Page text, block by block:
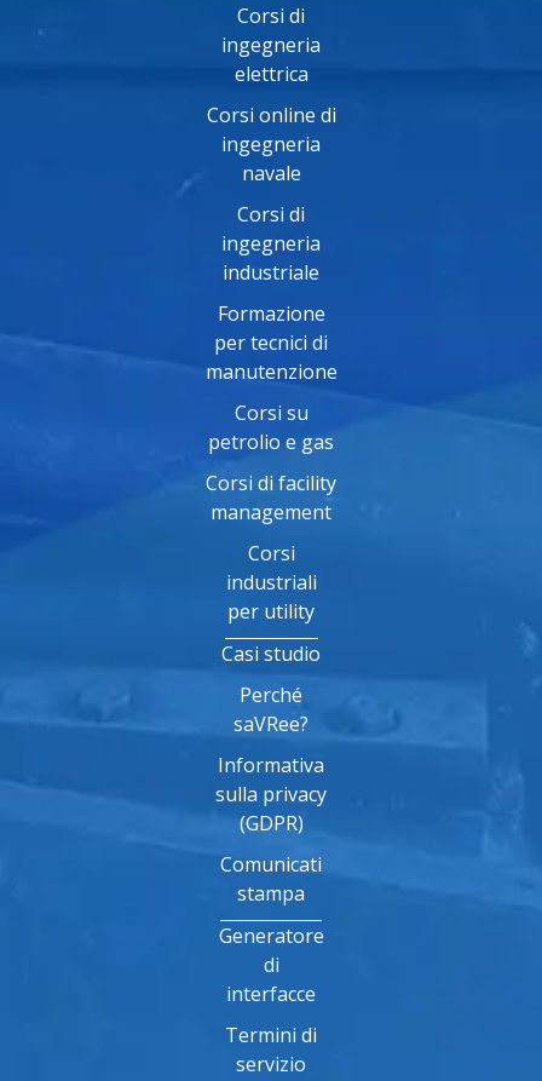
Corsi di
ingegneria
elettrica
Corsi online di
ingegneria
navale
Corsi di
ingegneria
industriale
Formazione
per tecnici di
manutenzione
Corsi su
petrolio e gas
Corsi di facility
management
Corsi
industriali
per utility
Casi studio
Perché
saVRee?
Informativa
sulla privacy
(GDPR)
Comunicati
stampa
Generatore
di
interfacce
Termini di
servizio